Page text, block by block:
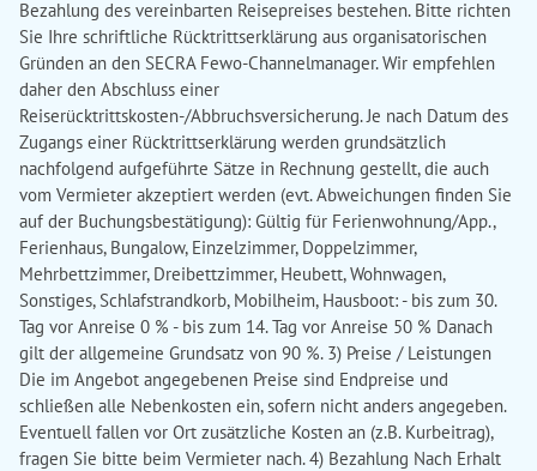
Bezahlung des vereinbarten Reisepreises bestehen. Bitte richten
Sie Ihre schriftliche Rücktrittserklärung aus organisatorischen
Gründen an den SECRA Fewo-Channelmanager. Wir empfehlen
daher den Abschluss einer
Reiserücktrittskosten-/Abbruchsversicherung. Je nach Datum des
Zugangs einer Rücktrittserklärung werden grundsätzlich
nachfolgend aufgeführte Sätze in Rechnung gestellt, die auch
vom Vermieter akzeptiert werden (evt. Abweichungen finden Sie
auf der Buchungsbestätigung): Gültig für Ferienwohnung/App.,
Ferienhaus, Bungalow, Einzelzimmer, Doppelzimmer,
Mehrbettzimmer, Dreibettzimmer, Heubett, Wohnwagen,
Sonstiges, Schlafstrandkorb, Mobilheim, Hausboot: - bis zum 30.
Tag vor Anreise 0 % - bis zum 14. Tag vor Anreise 50 % Danach
gilt der allgemeine Grundsatz von 90 %. 3) Preise / Leistungen
Die im Angebot angegebenen Preise sind Endpreise und
schließen alle Nebenkosten ein, sofern nicht anders angegeben.
Eventuell fallen vor Ort zusätzliche Kosten an (z.B. Kurbeitrag),
fragen Sie bitte beim Vermieter nach. 4) Bezahlung Nach Erhalt